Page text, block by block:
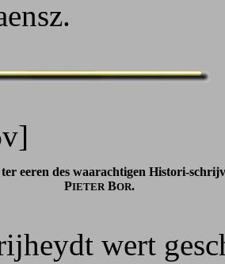
eeren des waarachtigen Histori-
PIETER BOR.
wert